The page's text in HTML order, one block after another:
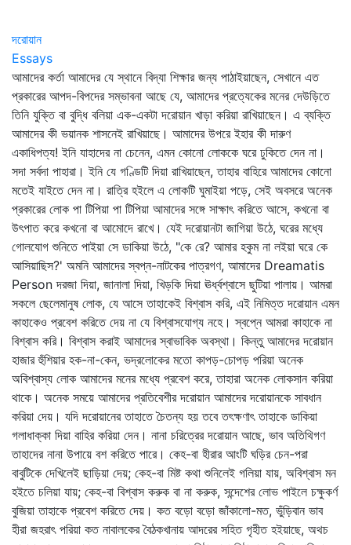
দরোয়ান
Essays
আমাদের কর্তা আমাদের যে স্থানে বিদ্যা শিক্ষার জন্য পাঠাইয়াছেন, সেখানে এত
প্রকারের আপদ-বিপদের সম্ভাবনা আছে যে, আমাদের প্রত্যেকের মনের দেউড়িতে
তিনি যুক্তি বা বুদ্ধি বলিয়া এক-একটা দরোয়ান খাড়া করিয়া রাখিয়াছেন। এ ব্যক্তি
আমাদের কী ভয়ানক শাসনেই রাখিয়াছে। আমাদের উপরে ইহার কী দারুণ
একাধিপত্য! ইনি যাহাদের না চেনেন, এমন কোনো লোককে ঘরে ঢুকিতে দেন না।
সদা সর্বদা পাহারা। ইনি যে গণ্ডিটি দিয়া রাখিয়াছেন, তাহার বাহিরে আমাদের কোনো
মতেই যাইতে দেন না। রাত্রি হইলে এ লোকটি ঘুমাইয়া পড়ে, সেই অবসরে অনেক
প্রকারের লোক পা টিপিয়া পা টিপিয়া আমাদের সঙ্গে সাক্ষাৎ করিতে আসে, কখনো বা
উৎপাত করে কখনো বা আমোদে রাখে। যেই দরোয়ানটা জাগিয়া উঠে, ঘরের মধ্যে
গোলযোগ শুনিতে পাইয়া সে ডাকিয়া উঠে, "কে রে? আমার হকুম না লইয়া ঘরে কে
আসিয়াছিস?' অমনি আমাদের স্বপ্ন-নাটকের পাত্রগণ, আমাদের Dreamatis
Person দরজা দিয়া, জানালা দিয়া, খিড়কি দিয়া ঊর্ধ্বশ্বাসে ছুটিয়া পালায়। আমরা
সকলে ছেলেমানুষ লোক, যে আসে তাহাকেই বিশ্বাস করি, এই নিমিত্ত দরোয়ান এমন
কাহাকেও প্রবেশ করিতে দেয় না যে বিশ্বাসযোগ্য নহে। স্বপ্নে আমরা কাহাকে না
বিশ্বাস করি। বিশ্বাস করাই আমাদের স্বাভাবিক অবস্থা। কিন্তু আমাদের দরোয়ান
হাজার হুঁশিয়ার হক-না-কেন, ভদ্রলোকের মতো কাপড়-চোপড় পরিয়া অনেক
অবিশ্বাস্য লোক আমাদের মনের মধ্যে প্রবেশ করে, তাহারা অনেক লোকসান করিয়া
থাকে। অনেক সময়ে আমাদের প্রতিবেশীর দরোয়ান আমাদের দরোয়ানকে সাবধান
করিয়া দেয়। যদি দরোয়ানের তাহাতে চৈতন্য হয় তবে তৎক্ষণাৎ তাহাকে ডাকিয়া
গলাধাক্কা দিয়া বাহির করিয়া দেন। নানা চরিত্রের দরোয়ান আছে, ভাব অতিথিগণ
তাহাদের নানা উপায়ে বশ করিতে পারে। কেহ-বা হীরার আংটি ঘড়ির চেন-পরা
বাবুটিকে দেখিলেই ছাড়িয়া দেয়; কেহ-বা মিষ্ট কথা শুনিলেই গলিয়া যায়, অবিশ্বাস মন
হইতে চলিয়া যায়; কেহ-বা বিশ্বাস করুক বা না করুক, সন্দেশের লোভ পাইলে চক্ষুকর্ণ
বুজিয়া তাহাকে প্রবেশ করিতে দেয়। কত বড়ো বড়ো জাঁকালো-মত, ভুঁড়িবান ভাব
হীরা জহরাৎ পরিয়া কত নাবালকের বৈঠকখানায় আদরের সহিত গৃহীত হইয়াছে, অথচ